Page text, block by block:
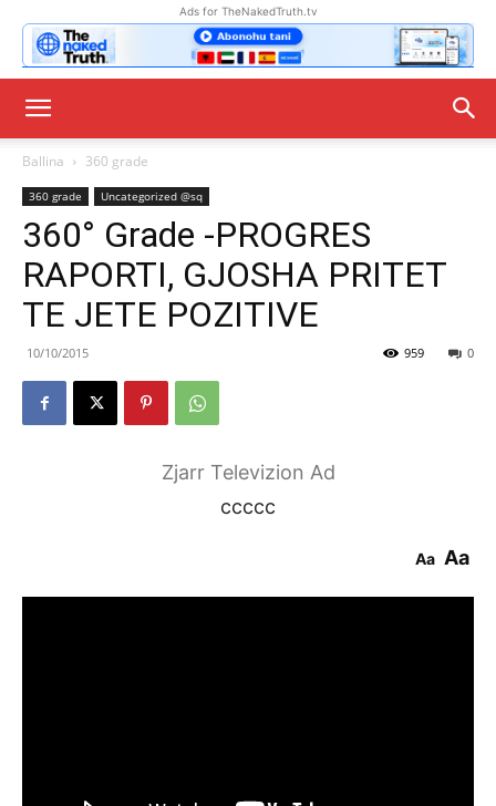
Ads for TheNakedTruth.tv
Ballina 360 grade
360 grade Uncategorized @sq
360° Grade -PROGRES
RAPORTI, GJOSHA PRITET
TE JETE POZITIVE
10/10/2015 0
959
Zjarr Televizion Ad
ccccc
Aa Aa